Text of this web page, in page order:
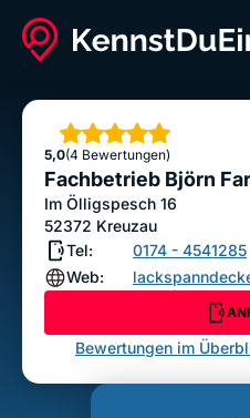
Fachbetrieb Björn
5,0
Sterne
(4 Bewertungen)
Fachbetrieb Björn
Im Ölligspesch 16
52372 Kreuzau
Tel:
0174 - 4541285
Web:
Bewertungen im